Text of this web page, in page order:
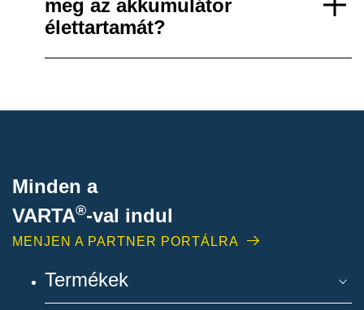
meg az akkumulátor
élettartamát?
Minden a
VARTA®-val indul
MENJEN A PARTNER PORTÁLRA
Termékek